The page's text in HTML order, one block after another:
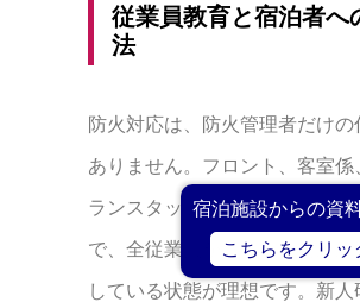
従業員教育と宿泊者へ
法
防火対応は、防火管理者だけの
ありません。フロント、客室係
ランスタッフ、清掃スタッフに
で、全従業員が基本的な初動対
している状態が理想です。新